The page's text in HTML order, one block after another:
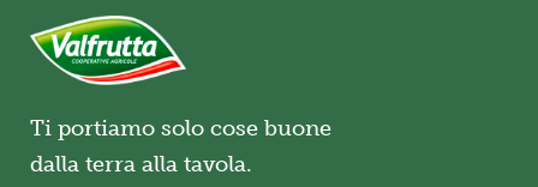
Ti portiamo solo cose buone
dalla terra alla tavola.